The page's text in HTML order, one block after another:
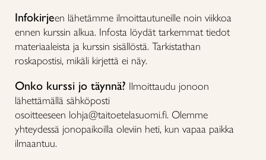
Infokirjeen lähetämme ilmoittautuneille noin viikkoa
ennen kurssin alkua. Infosta löydät tarkemmat tiedot
materiaaleista ja kurssin sisällöstä. Tarkistathan
roskapostisi, mikäli kirjettä ei näy.
Onko kurssi jo täynnä? Ilmoittaudu jonoon
lähettämällä sähköposti
osoitteeseen lohja@taitoetelasuomi.fi. Olemme
yhteydessä jonopaikoilla oleviin heti, kun vapaa paikka
ilmaantuu.